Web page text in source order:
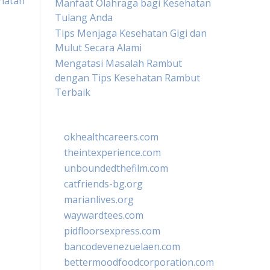
Manfaat Olahraga bagi Kesehatan
Tulang Anda
Tips Menjaga Kesehatan Gigi dan
Mulut Secara Alami
Mengatasi Masalah Rambut
dengan Tips Kesehatan Rambut
Terbaik
okhealthcareers.com
theintexperience.com
unboundedthefilm.com
catfriends-bg.org
marianlives.org
waywardtees.com
pidfloorsexpress.com
bancodevenezuelaen.com
bettermoodfoodcorporation.com